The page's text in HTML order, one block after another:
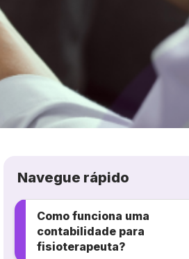
Navegue rápido
Como funciona uma
contabilidade para
fisioterapeuta?